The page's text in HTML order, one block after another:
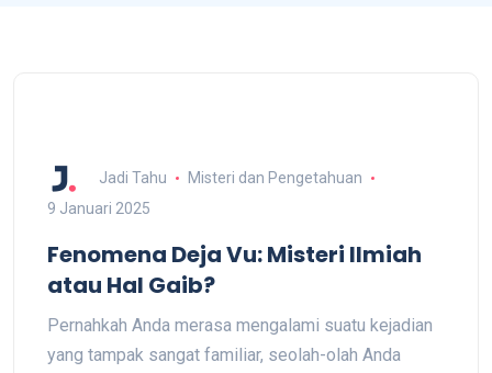
Jadi Tahu
Misteri dan Pengetahuan
9 Januari 2025
Fenomena Deja Vu: Misteri Ilmiah
atau Hal Gaib?
Pernahkah Anda merasa mengalami suatu kejadian
yang tampak sangat familiar, seolah-olah Anda